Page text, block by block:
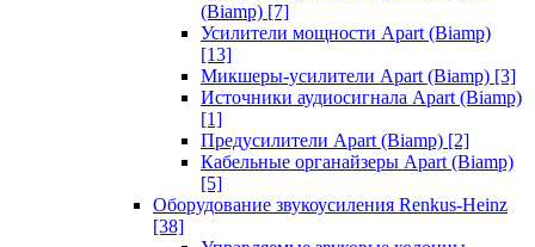
(Biamp) [7]
Усилители мощности Apart (Biamp)
[13]
Микшеры-усилители Apart (Biamp) [3]
Источники аудиосигнала Apart (Biamp)
[1]
Предусилители Apart (Biamp) [2]
Кабельные органайзеры Apart (Biamp)
[5]
Оборудование звукоусиления Renkus-Heinz
[38]